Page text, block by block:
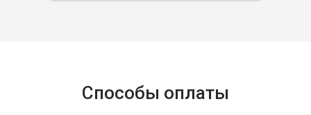
Способы оплаты